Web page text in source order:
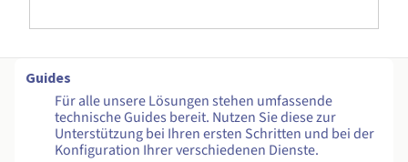
Guides
Für alle unsere Lösungen stehen umfassende
technische Guides bereit. Nutzen Sie diese zur
Unterstützung bei Ihren ersten Schritten und bei der
Konfiguration Ihrer verschiedenen Dienste.